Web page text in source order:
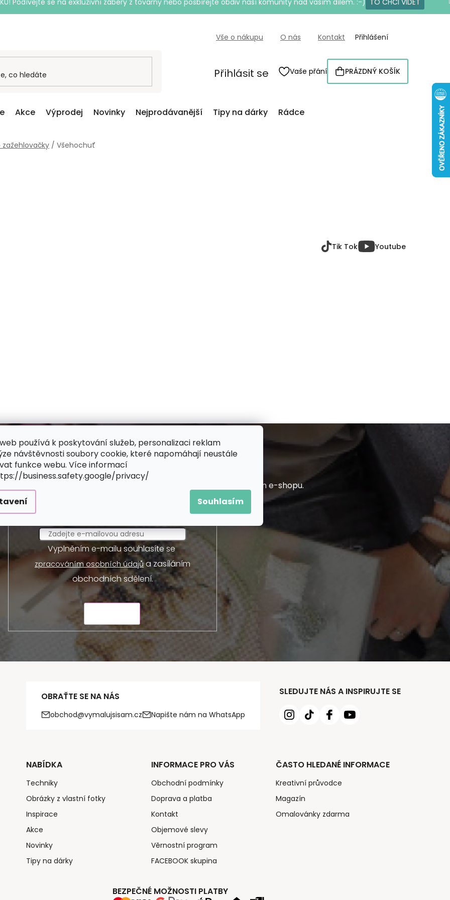
používá k poskytování služeb, personalizaci reklam
návštěvnosti soubory cookie, které napomáhají neustále
funkce webu. Více informací
business.safety.google/privacy/
Souhlasím
Podívejte se na exkluzivní záběry z továrny nebo posbírejte obdiv naší komunity nad vaším dílem. :-) TO CHCI VIDĚT
Vše o nákupu O nás Kontakt Přihlášení
Přihlásit se Vaše přání
NÁKUPNÍ
KOŠÍK
PRÁZDNÝ KOŠÍK
Akce Výprodej Novinky Nejprodávanější Tipy na dárky Rádce
/ Všehochuť
Tik Tok Youtube
Odebírat newsletter
vám budeme zasílat informace o nových produktech na našem e-shopu.
Vyplněním e-mailu souhlasíte se
zpracováním osobních údajůa zasíláním
obchodních sdělení.
OBRAŤTE SE NA NÁS
obchod@vymalujsisam.cz Napište nám na WhatsApp
SLEDUJTE NÁS A INSPIRUJTE SE
NABÍDKA
Techniky
Obrázky z vlastní fotky
Inspirace
Akce
Novinky
Tipy na dárky
INFORMACE PRO VÁS
Obchodní podmínky
Doprava a platba
Kontakt
Objemové slevy
Věrnostní program
FACEBOOK skupina
ČASTO HLEDANÉ INFORMACE
Kreativní průvodce
Magazín
Omalovánky zdarma
BEZPEČNÉ MOŽNOSTI PLATBY